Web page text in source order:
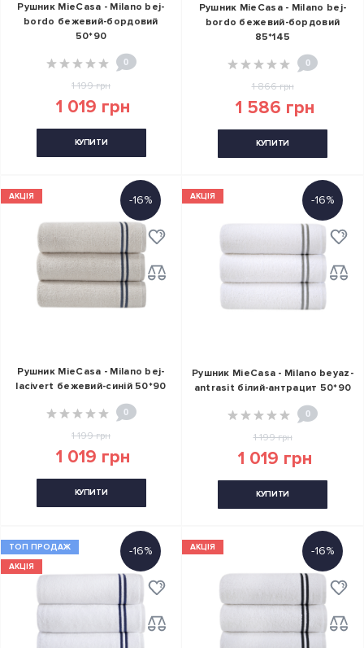
Рушник MieCasa - Milano bej-
bordo бежевий-бордовий
50*90
0
1 199 грн
1 019 грн
КУПИТИ
Рушник MieCasa - Milano bej-
bordo бежевий-бордовий
85*145
0
1 866 грн
1 586 грн
КУПИТИ
АКЦІЯ -16%
Рушник MieCasa - Milano bej-
lacivert бежевий-синій 50*90
0
1 199 грн
1 019 грн
КУПИТИ
АКЦІЯ -16%
Рушник MieCasa - Milano beyaz-
antrasit білий-антрацит 50*90
0
1 199 грн
1 019 грн
КУПИТИ
ТОП ПРОДАЖ
АКЦІЯ
-16% АКЦІЯ -16%